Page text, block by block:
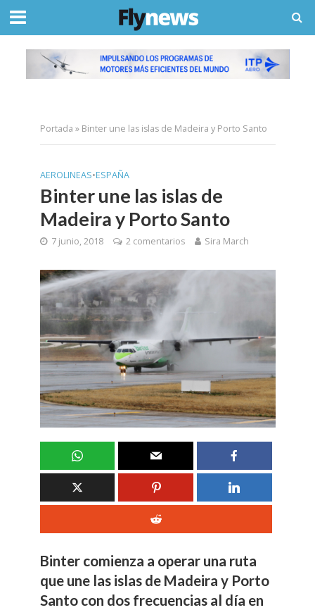
Portada » Binter une las islas de Madeira y Porto Santo
AEROLINEAS•ESPAÑA
Binter une las islas de
Madeira y Porto Santo
7 junio, 2018 2 comentarios Sira March
Binter comienza a operar una ruta
que une las islas de Madeira y Porto
Santo con dos frecuencias al día en